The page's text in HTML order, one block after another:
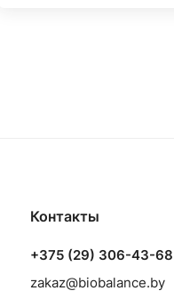
Контакты
+375 (29) 306-43-68
zakaz@biobalance.by